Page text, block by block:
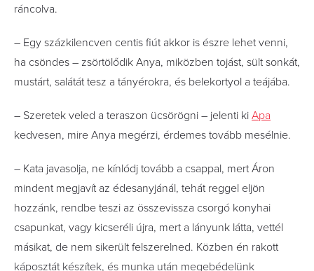
ráncolva.
– Egy százkilencven centis fiút akkor is észre lehet venni,
ha csöndes – zsörtölődik Anya, miközben tojást, sült sonkát,
mustárt, salátát tesz a tányérokra, és belekortyol a teájába.
– Szeretek veled a teraszon ücsörögni – jelenti ki Apa
kedvesen, mire Anya megérzi, érdemes tovább mesélnie.
– Kata javasolja, ne kínlódj tovább a csappal, mert Áron
mindent megjavít az édesanyjánál, tehát reggel eljön
hozzánk, rendbe teszi az összevissza csorgó konyhai
csapunkat, vagy kicseréli újra, mert a lányunk látta, vettél
másikat, de nem sikerült felszerelned. Közben én rakott
káposztát készítek, és munka után megebédelünk